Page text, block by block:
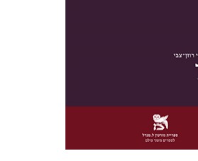
אתר ספר מודפס
$42
$38